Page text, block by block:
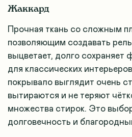
Жаккард
Прочная ткань со сложным
позволяющим создавать
выцветает, долго сохраняет
для классических
покрывало выглядит очень
вытираются и не теряют
множества стирок. Это
долговечность и